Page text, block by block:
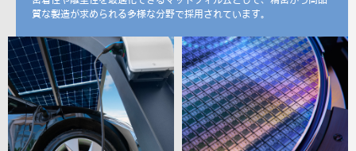
質な製造が求められる多様な分野で採用されています。